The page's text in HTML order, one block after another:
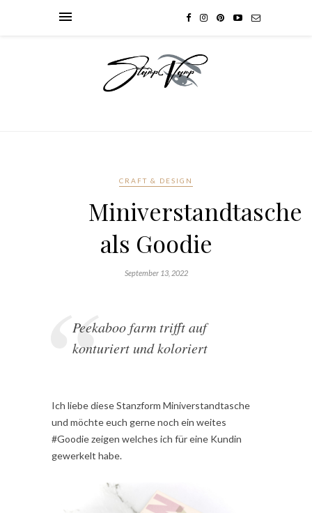
CRAFT & DESIGN
Miniverstandtasche
als Goodie
September 13, 2022
Peekaboo farm trifft auf
konturiert und koloriert
Ich liebe diese Stanzform Miniverstandtasche
und möchte euch gerne noch ein weites
#Goodie zeigen welches ich für eine Kundin
gewerkelt habe.